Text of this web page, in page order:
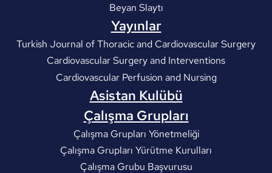
Beyan Slaytı
Yayınlar
Turkish Journal of Thoracic and Cardiovascular Surgery
Cardiovascular Surgery and Interventions
Cardiovascular Perfusion and Nursing
Asistan Kulübü
Çalışma Grupları
Çalışma Grupları Yönetmeliği
Çalışma Grupları Yürütme Kurulları
Çalışma Grubu Başvurusu